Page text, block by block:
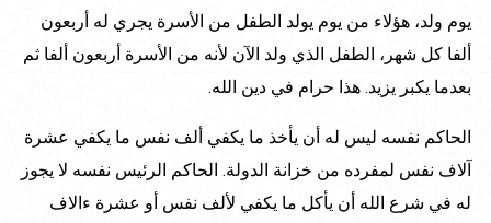
يوم ولد، هؤلاء من يوم يولد الطفل من الأسرة يجري له أربعون
ألفا كل شهر، الطفل الذي ولد الآن لأنه من الأسرة أربعون ألفا ثم
بعدما يكبر يزيد. هذا حرام في دين الله.
الحاكم نفسه ليس له أن يأخذ ما يكفي ألف نفس ما يكفي عشرة
آلاف نفس لمفرده من خزانة الدولة. الحاكم الرئيس نفسه لا يجوز
له في شرع الله أن يأكل ما يكفي لألف نفس أو عشرة ءالاف